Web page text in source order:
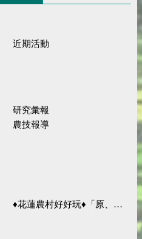
近期活動
研究彙報
農技報導
♦花蓮農村好好玩♦「原、生、慢、活」四條遊程推薦